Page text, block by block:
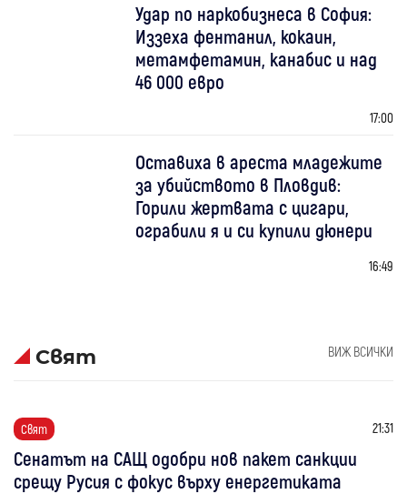
Удар по наркобизнеса в София:
Иззеха фентанил, кокаин,
метамфетамин, канабис и над
46 000 евро
17:00
Оставиха в ареста младежите
за убийството в Пловдив:
Горили жертвата с цигари,
ограбили я и си купили дюнери
16:49
Свят ВИЖ ВСИЧКИ
Свят 21:31
Сенатът на САЩ одобри нов пакет санкции
срещу Русия с фокус върху енергетиката